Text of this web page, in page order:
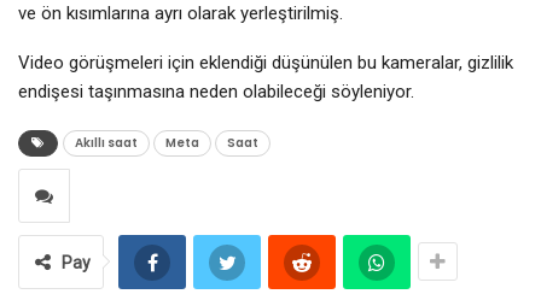
ve ön kısımlarına ayrı olarak yerleştirilmiş.
Video görüşmeleri için eklendiği düşünülen bu kameralar, gizlilik
endişesi taşınmasına neden olabileceği söyleniyor.
Akıllı saat Meta Saat
Pay